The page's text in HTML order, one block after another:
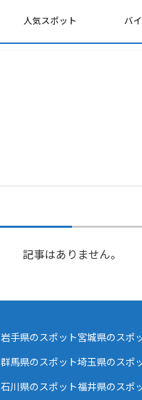
人気スポット バ
記事はありません。
岩手県のスポット宮城県のスポ
群馬県のスポット埼玉県のスポ
石川県のスポット福井県のスポ